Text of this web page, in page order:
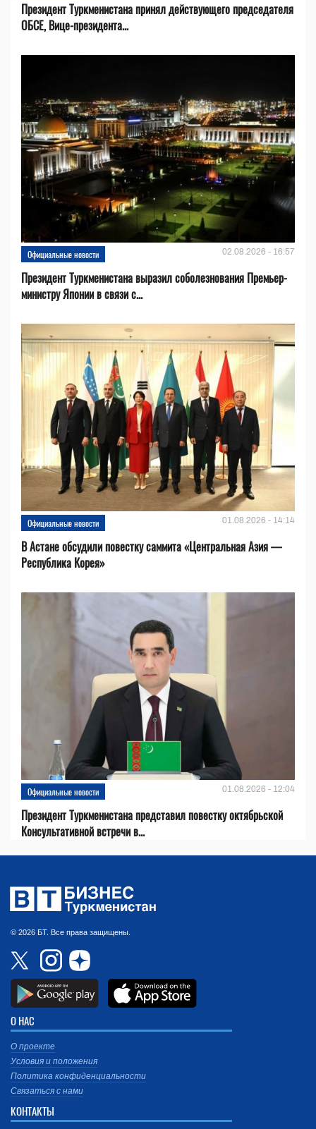
Президент Туркменистана принял действующего председателя
ОБСЕ, Вице-президента...
Официальные новости 02.08.2026 - 16:57
Президент Туркменистана выразил соболезнования Премьер-
министру Японии в связи с...
Официальные новости 01.08.2026 - 14:14
В Астане обсудили повестку саммита «Центральная Азия —
Республика Корея»
Официальные новости 01.08.2026 - 12:04
Президент Туркменистана представил повестку октябрьской
Консультативной встречи в...
© 2026 БТ. Все права защищены.
О НАС
О проекте
Условия и положения
Политика конфиденциальности
Связаться с нами
КОНТАКТЫ